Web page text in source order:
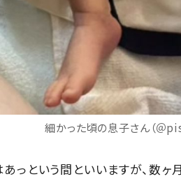
細かった頃の息子さん（＠
っという間といいますが、数ヶ